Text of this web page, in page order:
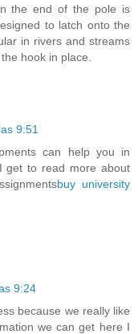
the end of the pole is
to latch onto the
in rivers and streams
hook in place.
9:51
can help you in
get to read more about
buy university
9:24
because we really like
we can get here I